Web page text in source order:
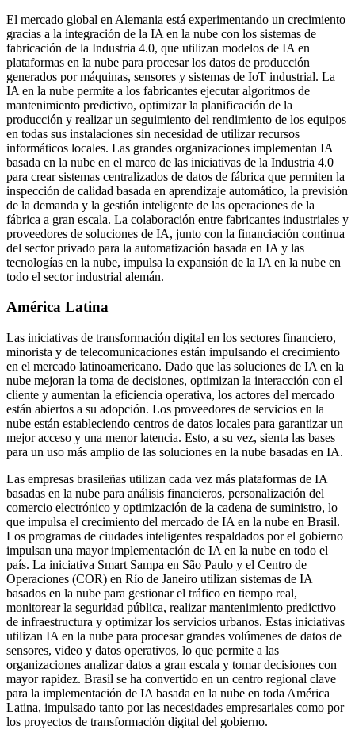
El mercado global en Alemania está experimentando un crecimiento
gracias a la integración de la IA en la nube con los sistemas de
fabricación de la Industria 4.0, que utilizan modelos de IA en
plataformas en la nube para procesar los datos de producción
generados por máquinas, sensores y sistemas de IoT industrial. La
IA en la nube permite a los fabricantes ejecutar algoritmos de
mantenimiento predictivo, optimizar la planificación de la
producción y realizar un seguimiento del rendimiento de los equipos
en todas sus instalaciones sin necesidad de utilizar recursos
informáticos locales. Las grandes organizaciones implementan IA
basada en la nube en el marco de las iniciativas de la Industria 4.0
para crear sistemas centralizados de datos de fábrica que permiten la
inspección de calidad basada en aprendizaje automático, la previsión
de la demanda y la gestión inteligente de las operaciones de la
fábrica a gran escala. La colaboración entre fabricantes industriales y
proveedores de soluciones de IA, junto con la financiación continua
del sector privado para la automatización basada en IA y las
tecnologías en la nube, impulsa la expansión de la IA en la nube en
todo el sector industrial alemán.
América Latina
Las iniciativas de transformación digital en los sectores financiero,
minorista y de telecomunicaciones están impulsando el crecimiento
en el mercado latinoamericano. Dado que las soluciones de IA en la
nube mejoran la toma de decisiones, optimizan la interacción con el
cliente y aumentan la eficiencia operativa, los actores del mercado
están abiertos a su adopción. Los proveedores de servicios en la
nube están estableciendo centros de datos locales para garantizar un
mejor acceso y una menor latencia. Esto, a su vez, sienta las bases
para un uso más amplio de las soluciones en la nube basadas en IA.
Las empresas brasileñas utilizan cada vez más plataformas de IA
basadas en la nube para análisis financieros, personalización del
comercio electrónico y optimización de la cadena de suministro, lo
que impulsa el crecimiento del mercado de IA en la nube en Brasil.
Los programas de ciudades inteligentes respaldados por el gobierno
impulsan una mayor implementación de IA en la nube en todo el
país. La iniciativa Smart Sampa en São Paulo y el Centro de
Operaciones (COR) en Río de Janeiro utilizan sistemas de IA
basados ​​en la nube para gestionar el tráfico en tiempo real,
monitorear la seguridad pública, realizar mantenimiento predictivo
de infraestructura y optimizar los servicios urbanos. Estas iniciativas
utilizan IA en la nube para procesar grandes volúmenes de datos de
sensores, video y datos operativos, lo que permite a las
organizaciones analizar datos a gran escala y tomar decisiones con
mayor rapidez. Brasil se ha convertido en un centro regional clave
para la implementación de IA basada en la nube en toda América
Latina, impulsado tanto por las necesidades empresariales como por
los proyectos de transformación digital del gobierno.